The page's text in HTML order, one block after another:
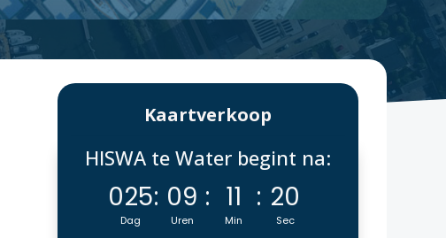
Kaartverkoop
HISWA te Water begint na:
025
Dag
: 09
Uren
: 11
Min
: 19
Sec